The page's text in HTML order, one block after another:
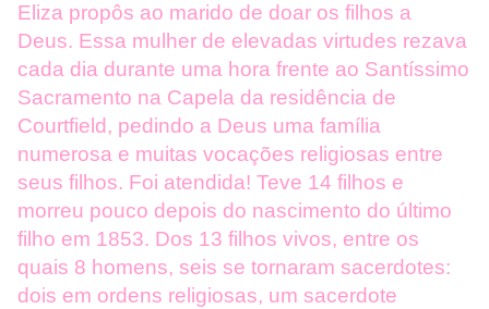
Eliza propôs ao marido de doar os filhos a
Deus. Essa mulher de elevadas virtudes rezava
cada dia durante uma hora frente ao Santíssimo
Sacramento na Capela da residência de
Courtfield, pedindo a Deus uma família
numerosa e muitas vocações religiosas entre
seus filhos. Foi atendida! Teve 14 filhos e
morreu pouco depois do nascimento do último
filho em 1853. Dos 13 filhos vivos, entre os
quais 8 homens, seis se tornaram sacerdotes:
dois em ordens religiosas, um sacerdote